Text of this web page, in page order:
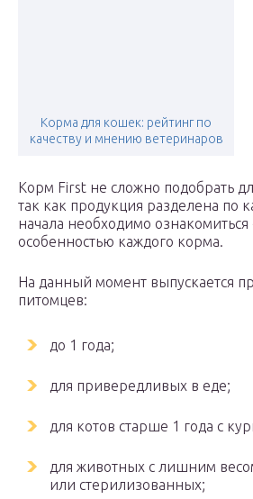
Корма для кошек: рейтинг по
качеству и мнению ветеринаров
Корм First не сложно подобрать
так как продукция разделена по
начала необходимо ознакомиться
особенностью каждого корма.
На данный момент выпускается
питомцев:
до 1 года;
для привередливых в еде;
для котов старше 1 года с
для животных с лишним
или стерилизованных;